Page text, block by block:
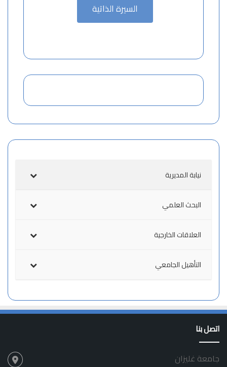
السيرة الذاتية
نيابة المديرية
البحث العلمي
العلاقات الخارجية
التأهيل الجامعي
اتصل بنا
جامعة غليزان